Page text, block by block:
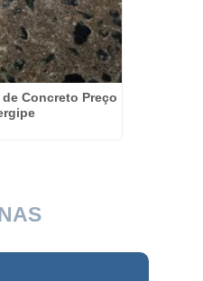
Concreto Preço